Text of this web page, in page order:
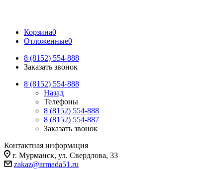
Корзина0
Отложенные0
8 (8152) 554-888
Заказать звонок
8 (8152) 554-888
Назад
Телефоны
8 (8152) 554-888
8 (8152) 554-887
Заказать звонок
Контактная информация
г. Мурманск, ул. Свердлова, 33
zakaz@armada51.ru